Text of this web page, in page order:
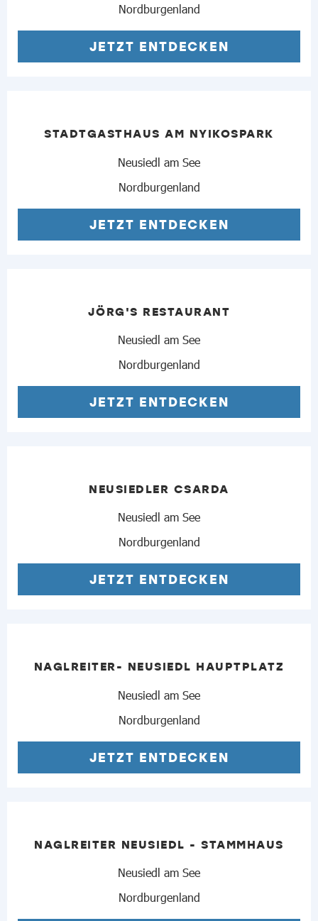
Nordburgenland
JETZT ENTDECKEN
STADTGASTHAUS AM NYIKOSPARK
Neusiedl am See
Nordburgenland
JETZT ENTDECKEN
JÖRG'S RESTAURANT
Neusiedl am See
Nordburgenland
JETZT ENTDECKEN
NEUSIEDLER CSARDA
Neusiedl am See
Nordburgenland
JETZT ENTDECKEN
NAGLREITER- NEUSIEDL HAUPTPLATZ
Neusiedl am See
Nordburgenland
JETZT ENTDECKEN
NAGLREITER NEUSIEDL - STAMMHAUS
Neusiedl am See
Nordburgenland